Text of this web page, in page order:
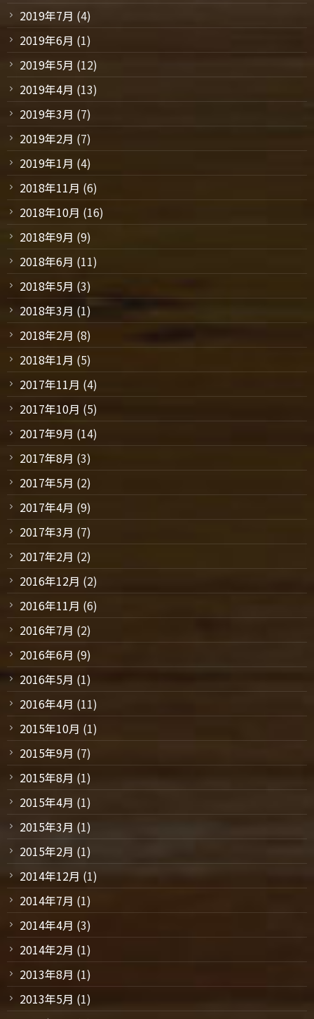
2019年7月 (4)
2019年6月 (1)
2019年5月 (12)
2019年4月 (13)
2019年3月 (7)
2019年2月 (7)
2019年1月 (4)
2018年11月 (6)
2018年10月 (16)
2018年9月 (9)
2018年6月 (11)
2018年5月 (3)
2018年3月 (1)
2018年2月 (8)
2018年1月 (5)
2017年11月 (4)
2017年10月 (5)
2017年9月 (14)
2017年8月 (3)
2017年5月 (2)
2017年4月 (9)
2017年3月 (7)
2017年2月 (2)
2016年12月 (2)
2016年11月 (6)
2016年7月 (2)
2016年6月 (9)
2016年5月 (1)
2016年4月 (11)
2015年10月 (1)
2015年9月 (7)
2015年8月 (1)
2015年4月 (1)
2015年3月 (1)
2015年2月 (1)
2014年12月 (1)
2014年7月 (1)
2014年4月 (3)
2014年2月 (1)
2013年8月 (1)
2013年5月 (1)